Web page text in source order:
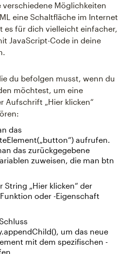
verschiedene Möglichkeiten
eine Schaltfläche im Internet
es für dich vielleicht einfacher,
JavaScript-Code in deine
du befolgen musst, wenn du
möchtest, um eine
Aufschrift „Hier klicken“
das
aufrufen.
das zurückgegebene
zuweisen, die man btn
String „Hier klicken“ der
oder -Eigenschaft
um das neue
mit dem spezifischen -